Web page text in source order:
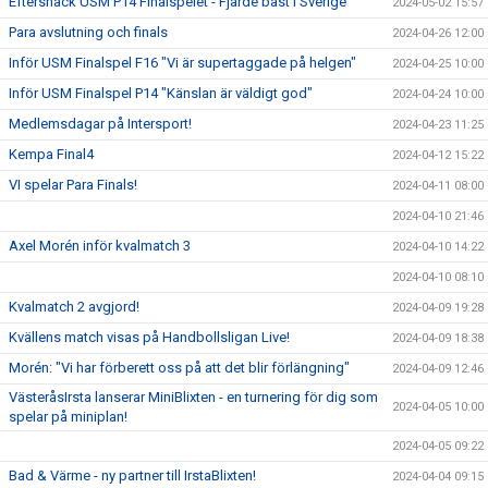
Para avslutning och finals 2024-04-26 12:00
Inför USM Finalspel F16 "Vi är supertaggade på helgen" 2024-04-25 10:00
Inför USM Finalspel P14 "Känslan är väldigt god" 2024-04-24 10:00
Medlemsdagar på Intersport! 2024-04-23 11:25
Kempa Final4 2024-04-12 15:22
VI spelar Para Finals! 2024-04-11 08:00
2024-04-10 21:46
Axel Morén inför kvalmatch 3 2024-04-10 14:22
2024-04-10 08:10
Kvalmatch 2 avgjord! 2024-04-09 19:28
Kvällens match visas på Handbollsligan Live! 2024-04-09 18:38
Morén: "Vi har förberett oss på att det blir förlängning" 2024-04-09 12:46
VästeråsIrsta lanserar MiniBlixten - en turnering för dig som
spelar på miniplan!
2024-04-05 10:00
2024-04-05 09:22
Bad & Värme - ny partner till IrstaBlixten! 2024-04-04 09:15